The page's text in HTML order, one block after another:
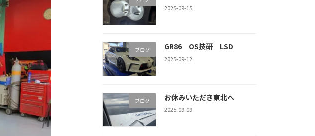
2025-09-15
ブログ GR86 OS技研 LSD
2025-09-12
ブログ お休みいただき東北へ
2025-09-09